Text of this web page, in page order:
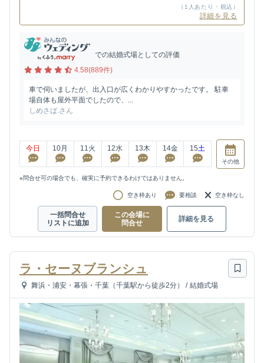
（1人あたり・税込）
詳細を見る
での結婚式場としての評価
4.58(889件)
車で伺いましたが、出入口が広くわかりやすかったです。 駐車
場自体も屋外平面でしたので、...
しめさば.さん
今日 10月 11火 12水 13木 14金 15土
その他
※問合せ可の場合でも、確実に予約できるわけではありません。
空き枠あり 要相談 空き枠なし
一括問合せ
リストに追加
この会場に
問合せ
詳細を見る
ラ・セーヌブランシュ
舞浜・浦安・幕張・千葉（千葉駅から徒歩2分） / 結婚式場